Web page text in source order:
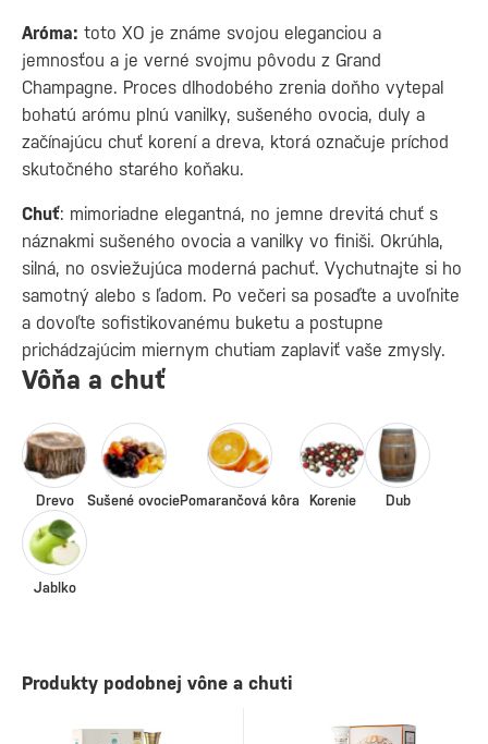
Aróma: toto XO je známe svojou eleganciou a
jemnosťou a je verné svojmu pôvodu z Grand
Champagne. Proces dlhodobého zrenia doňho vytepal
bohatú arómu plnú vanilky, sušeného ovocia, duly a
začínajúcu chuť korení a dreva, ktorá označuje príchod
skutočného starého koňaku.
Chuť: mimoriadne elegantná, no jemne drevitá chuť s
náznakmi sušeného ovocia a vanilky vo finiši. Okrúhla,
silná, no osviežujúca moderná pachuť. Vychutnajte si ho
samotný alebo s ľadom. Po večeri sa posaďte a uvoľnite
a dovoľte sofistikovanému buketu a postupne
prichádzajúcim miernym chutiam zaplaviť vaše zmysly.
Vôňa a chuť
Drevo Sušené ovociePomarančová kôra Korenie Dub
Jablko
Produkty podobnej vône a chuti